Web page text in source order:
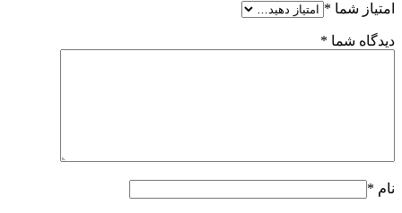
امتیاز شما *
دیدگاه شما *
نام *